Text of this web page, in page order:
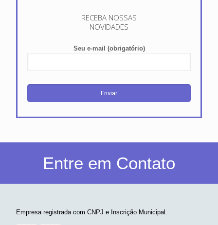
RECEBA NOSSAS
NOVIDADES
Seu e-mail (obrigatório)
Entre em Contato
Empresa registrada com CNPJ e Inscrição Municipal.